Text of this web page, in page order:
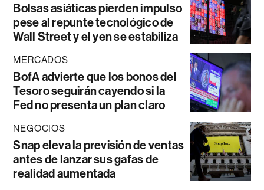
Bolsas asiáticas pierden impulso
pese al repunte tecnológico de
Wall Street y el yen se estabiliza
MERCADOS
BofA advierte que los bonos del
Tesoro seguirán cayendo si la
Fed no presenta un plan claro
NEGOCIOS
Snap eleva la previsión de ventas
antes de lanzar sus gafas de
realidad aumentada